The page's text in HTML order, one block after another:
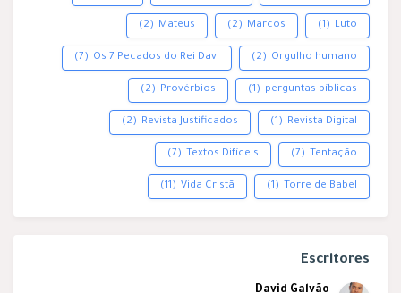
Luto
(1)
Marcos
(2)
Mateus
(2)
Orgulho humano
(2)
Os 7 Pecados do Rei Davi
(7)
perguntas bíblicas
(1)
Provérbios
(2)
Revista Digital
(1)
Revista Justificados
(2)
Tentação
(7)
Textos Difíceis
(7)
Torre de Babel
(1)
Vida Cristã
(11)
Escritores
David Galvão